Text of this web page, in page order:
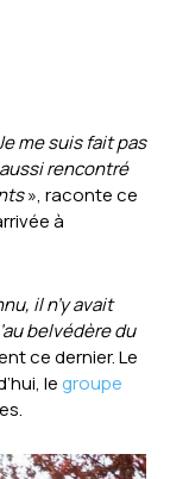
me suis fait pas
rencontré
», raconte ce
à
il n’y avait
belvédère du
ce dernier. Le
le groupe